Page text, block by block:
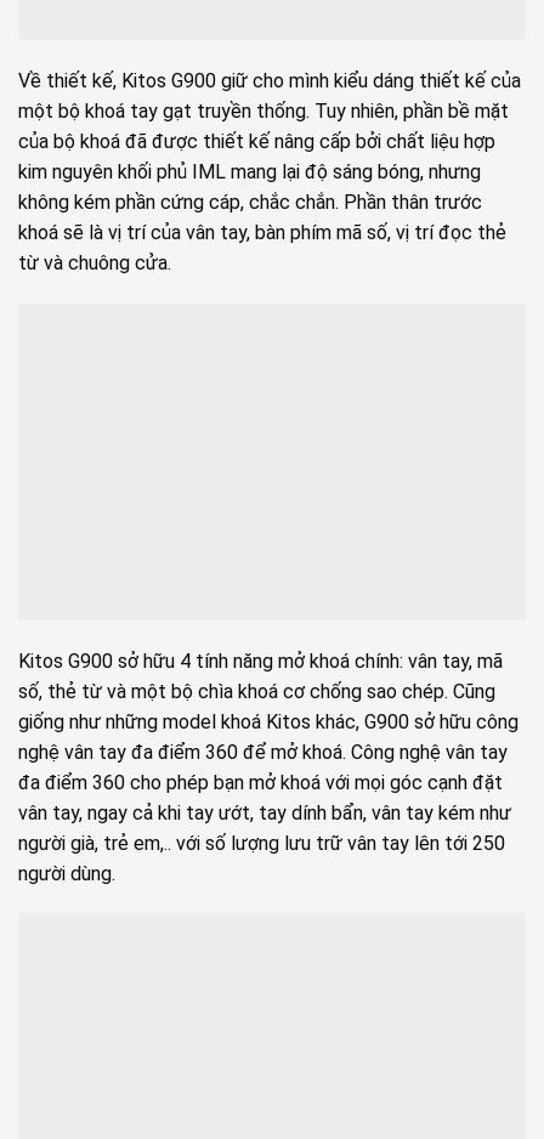
Về thiết kế, Kitos G900 giữ cho mình kiểu dáng thiết kế của
một bộ khoá tay gạt truyền thống. Tuy nhiên, phần bề mặt
của bộ khoá đã được thiết kế nâng cấp bởi chất liệu hợp
kim nguyên khối phủ IML mang lại độ sáng bóng, nhưng
không kém phần cứng cáp, chắc chắn. Phần thân trước
khoá sẽ là vị trí của vân tay, bàn phím mã số, vị trí đọc thẻ
từ và chuông cửa.
Kitos G900 sở hữu 4 tính năng mở khoá chính: vân tay, mã
số, thẻ từ và một bộ chìa khoá cơ chống sao chép. Cũng
giống như những model khoá Kitos khác, G900 sở hữu công
nghệ vân tay đa điểm 360 để mở khoá. Công nghệ vân tay
đa điểm 360 cho phép bạn mở khoá với mọi góc cạnh đặt
vân tay, ngay cả khi tay ướt, tay dính bẩn, vân tay kém như
người già, trẻ em,.. với số lượng lưu trữ vân tay lên tới 250
người dùng.